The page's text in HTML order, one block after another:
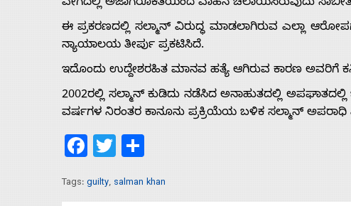
Home
ವೇಗದಲ್ಲಿ ಅಜಾಗರೂಕತೆಯಿಂದ ವಾಹನ ಚಲಾಯಿಸಿರುವುದು
ಈ ಪ್ರಕರಣದಲ್ಲಿ ಸಲ್ಮಾನ್ ವಿರುದ್ಧ ಮಾಡಲಾಗಿರುವ ಎಲ್ಲಾ
ನ್ಯಾಯಾಲಯ ತೀರ್ಪು ಪ್ರಕಟಿಸಿದೆ.
ಇದೊಂದು ಉದ್ದೇಶರಹಿತ ಮಾನವ ಹತ್ಯೆ ಆಗಿರುವ ಕಾರಣ ಅವರಿಗೆ
2002ರಲ್ಲಿ ಸಲ್ಮಾನ್ ಕುಡಿದು ನಡೆಸಿದ ಅನಾಹುತದಲ್ಲಿ ಅಪಘಾತದಲ್ಲಿ
ವರ್ಷಗಳ ನಿರಂತರ ಕಾನೂನು ಪ್ರಕ್ರಿಯೆಯ ಬಳಿಕ ಸಲ್ಮಾನ್ ಅಪರಾಧಿ
Facebook
Twitter
Tags: guilty, salman khan